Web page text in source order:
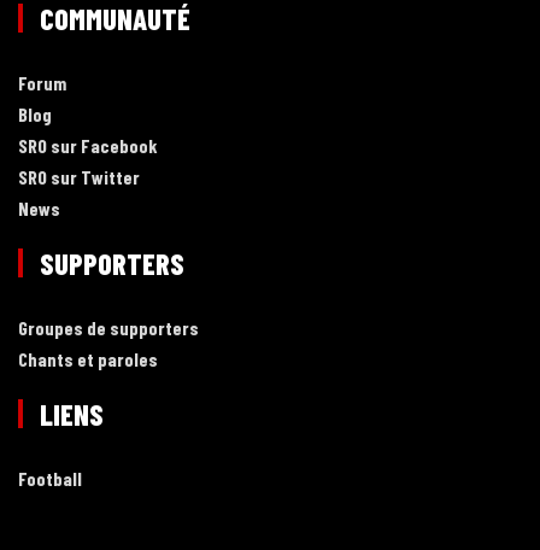
COMMUNAUTÉ
Forum
Blog
SRO sur Facebook
SRO sur Twitter
News
SUPPORTERS
Groupes de supporters
Chants et paroles
LIENS
Football